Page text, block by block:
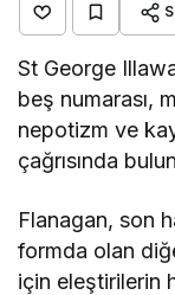
St George
beş numarası,
nepotizm ve
çağrısında
Flanagan, son
formda olan
için eleştirilerin